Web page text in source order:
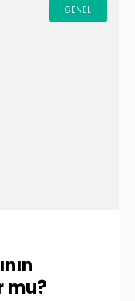
GENEL
mu?